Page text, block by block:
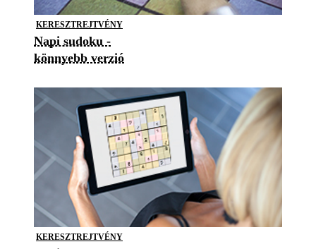
KERESZTREJTVÉNY
Napi sudoku -
könnyebb verzió
KERESZTREJTVÉNY